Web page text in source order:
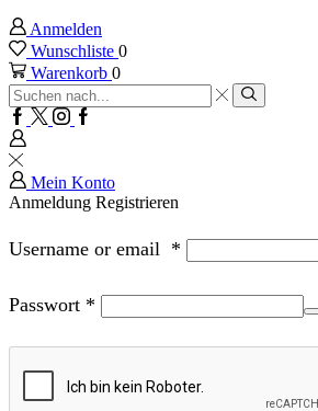
Anmelden
Wunschliste 0
Warenkorb 0
Sucheingabe
Suche
Facebook
TwitterInstagram
Google
Mein Konto
Anmeldung Registrieren
Username or email *
Passwort *